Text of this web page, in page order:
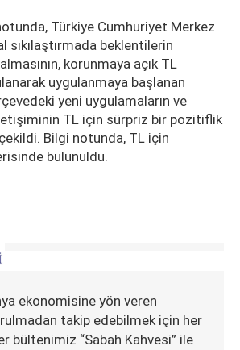
Türkiye Cumhuriyet Merkez
sıkılaştırmada beklentilerin
korunmaya açık TL
uygulanmaya başlanan
yeni uygulamaların ve
TL için sürpriz bir pozitiflik
Bilgi notunda, TL için
bulunuldu.
ekonomisine yön veren
takip edebilmek için her
bültenimiz “Sabah Kahvesi” ile